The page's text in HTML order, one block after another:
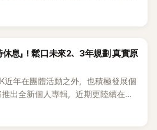
的經歷，回憶起父母為了籌措醫療
息」！鬆口未來2、3年規劃 真實原
近年在團體活動之外，也積極發展個
出全新個人專輯，近期更陸續在演
絲高度期待。不過，她近日受訪時